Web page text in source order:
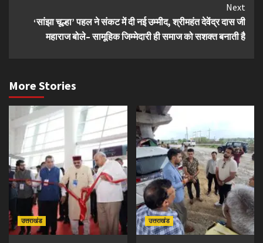
Next
‘सांझा चूल्हा’ पहल ने संकट में दी नई उम्मीद, श्रीमहंत देवेंद्र दास जी
महाराज बोले– सामूहिक जिम्मेदारी ही समाज को सशक्त बनाती है
More Stories
उत्तराखंड उत्तराखंड